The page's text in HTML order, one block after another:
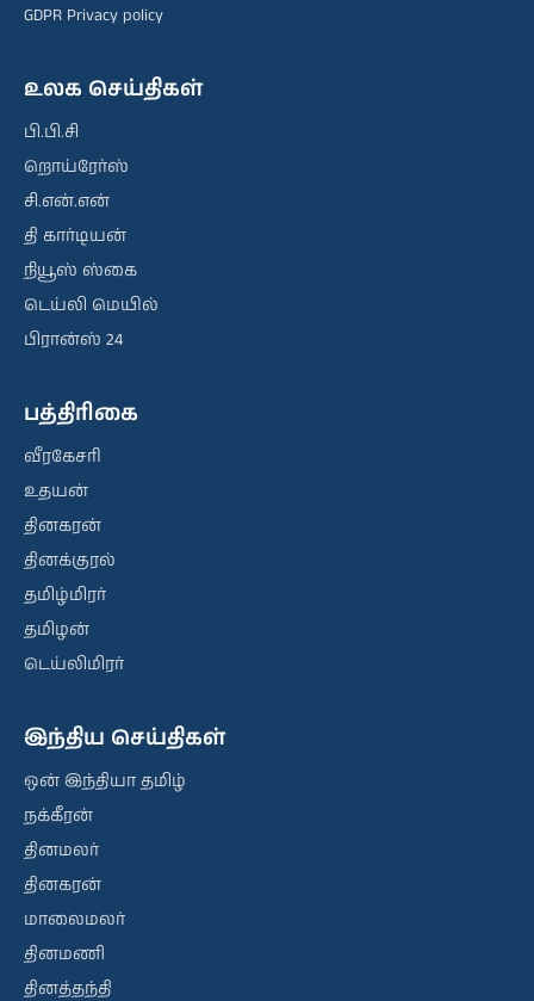
GDPR Privacy policy
உலக செய்திகள்
பி.பி.சி
றொய்ரேர்ஸ்
சி.என்.என்
தி கார்டியன்
நியூஸ் ஸ்கை
டெய்லி மெயில்
பிரான்ஸ் 24
பத்திரிகை
வீரகேசரி
உதயன்
தினகரன்
தினக்குரல்
தமிழ்மிரர்
தமிழன்
டெய்லிமிரர்
இந்திய செய்திகள்
ஒன் இந்தியா தமிழ்
நக்கீரன்
தினமலர்
தினகரன்
மாலைமலர்
தினமணி
தினத்தந்தி